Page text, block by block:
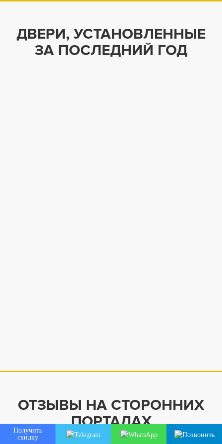
ДВЕРИ, УСТАНОВЛЕННЫЕ
ЗА ПОСЛЕДНИЙ ГОД
ОТЗЫВЫ НА СТОРОННИХ
ПОРТАЛАХ
Получить
скидку